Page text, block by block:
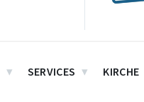
SERVICES KIRCHE